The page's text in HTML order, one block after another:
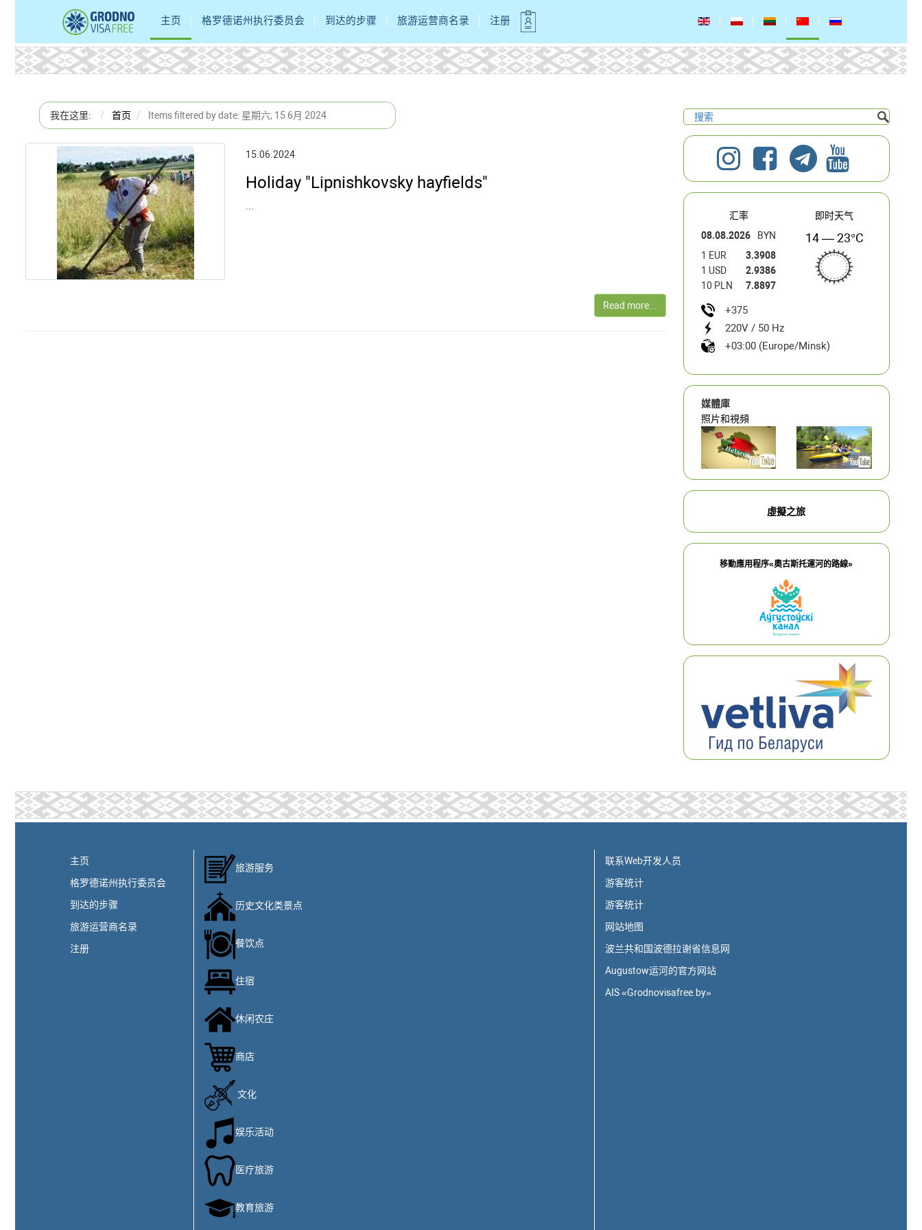
主页 格罗德诺州执行委员会 到达的步骤 旅游运营商名录 注册
我在这里: 首页 Items filtered by date: 星期六, 15 6月 2024
15.06.2024
Holiday "Lipnishkovsky hayfields"
Read more...
汇率
08.08.2026
BYN
1 EUR
3.3908
1 USD
2.9386
10 PLN
7.8897
即时天气
14 — 23°C
+375
220V / 50 Hz
+03:00 (Europe/Minsk)
媒體庫
照片和視頻
虛擬之旅
移動應用程序«奧古斯托運河的路線»
主页
格罗德诺州执行委员会
到达的步骤
旅游运营商名录
注册
旅游服务
历史文化类景点
餐饮点
住宿
休闲农庄
商店
文化
娱乐活动
医疗旅游
教育旅游
联系Web开发人员
游客统计
游客统计
网站地图
波兰共和国波德拉谢省信息网
Augustow运河的官方网站
AIS «Grodnovisafree.by»